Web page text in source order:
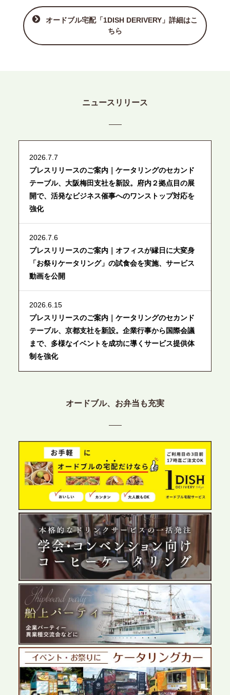
オードブル宅配「1DISH DERIVERY」詳細はこ
ちら
ニュースリリース
2026.7.7
プレスリリースのご案内｜ケータリングのセカンド
テーブル、大阪梅田支社を新設。府内２拠点目の展
開で、活発なビジネス催事へのワンストップ対応を
強化
2026.7.6
プレスリリースのご案内｜オフィスが縁日に大変身
「お祭りケータリング」の試食会を実施、サービス
動画を公開
2026.6.15
プレスリリースのご案内｜ケータリングのセカンド
テーブル、京都支社を新設。企業行事から国際会議
まで、多様なイベントを成功に導くサービス提供体
制を強化
プレスリリースのご案内｜ケータリングのセカンド
目の展開で、拡大する出張パーティー・ケータリン
2026.6.4
プレスリリースのご案内｜夏の社内親睦が、配属後
の離職防止に。オフィスや会議室で縁日気分を味わ
う「お祭りケータリング」の提供を開始
2026.5.29
プレスリリースのご案内｜ケータリングのセカンド
テーブル、群馬前橋支社を設立。再開発やオフィス
展開が進む前橋エリアの企業ニーズに応え、高品質
なサービスで各種イベント・懇親会をサポート
2026.5.27
プレスリリースのご案内｜ケータリングのセカンド
テーブル、千葉本社を新設。幕張・舞浜の大型イベ
ントから主要都市の社内懇親会まで、現地拠点を活
かしたスムーズな対応を展開
2026.5.22
オードブル、お弁当も充実